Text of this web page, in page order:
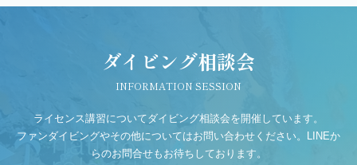
ダイビング相談会
INFORMATION SESSION
ライセンス講習についてダイビング相談会を開催しています。
ファンダイビングやその他についてはお問い合わせください。LINEか
らのお問合せもお待ちしております。